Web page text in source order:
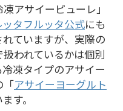
凍アサイーピューレ」
ッタフルッタ公式にも
ていますが、実際の
われているかは個別
凍タイプのアサイー
「アサイーヨーグルト
す。